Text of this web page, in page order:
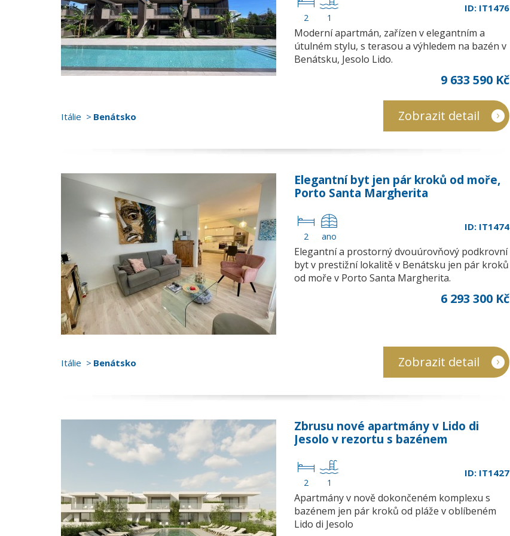
2 1
ID: IT1476
Moderní apartmán, zařízen v elegantním a
útulném stylu, s terasou a výhledem na bazén v
Benátsku, Jesolo Lido.
9 633 590 Kč
Itálie Benátsko Zobrazit detail
Elegantní byt jen pár kroků od moře,
Porto Santa Margherita
2 ano
ID: IT1474
Elegantní a prostorný dvouúrovňový podkrovní
byt v prestižní lokalitě v Benátsku jen pár kroků
od moře v Porto Santa Margherita.
6 293 300 Kč
Itálie Benátsko Zobrazit detail
Zbrusu nové apartmány v Lido di
Jesolo v rezortu s bazénem
2 1
ID: IT1427
Apartmány v nově dokončeném komplexu s
bazénem jen pár kroků od pláže v oblíbeném
Lido di Jesolo